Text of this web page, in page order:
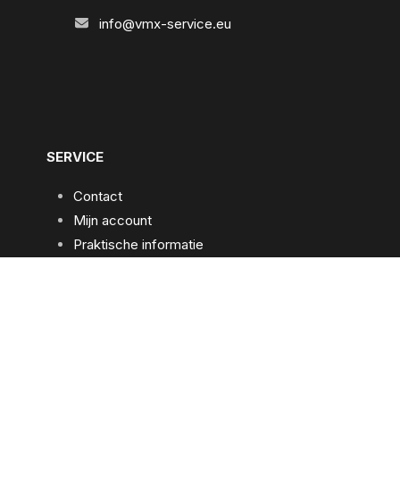
info@vmx-service.eu
SERVICE
Contact
Mijn account
Praktische informatie